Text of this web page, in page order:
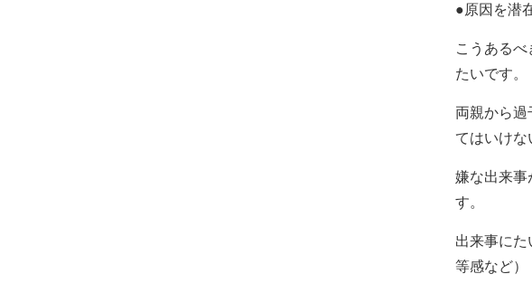
●原因を潜
こうある
たいです。
両親から過
てはいけな
嫌な出来事
す。
出来事に
等感など）